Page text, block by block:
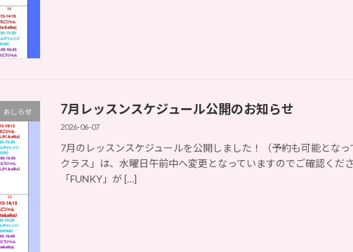
おしらせ 7月レッスンスケジュール公開のお知らせ
2026-06-07
7月のレッスンスケジュールを公開しました！（予約も可能となっ
クラス」は、水曜日午前中へ変更となっていますのでご確認くだ
「FUNKY」が […]